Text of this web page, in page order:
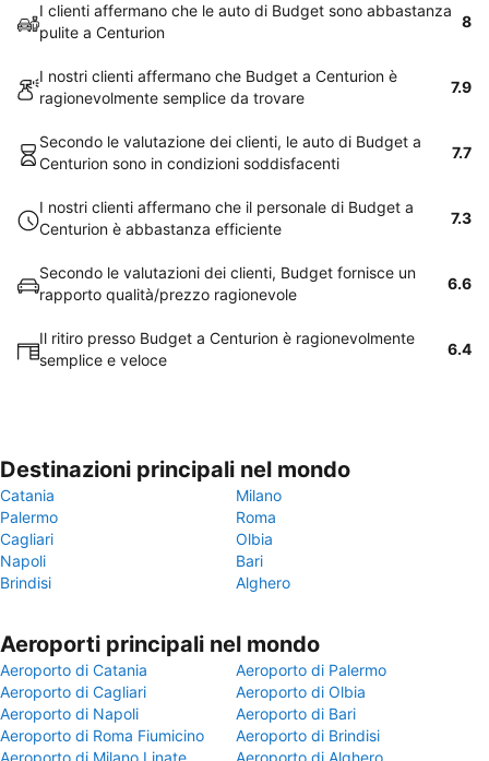
I clienti affermano che le auto di Budget sono abbastanza
pulite a Centurion
8
I nostri clienti affermano che Budget a Centurion è
ragionevolmente semplice da trovare
7.9
Secondo le valutazione dei clienti, le auto di Budget a
Centurion sono in condizioni soddisfacenti
7.7
I nostri clienti affermano che il personale di Budget a
Centurion è abbastanza efficiente
7.3
Secondo le valutazioni dei clienti, Budget fornisce un
rapporto qualità/prezzo ragionevole
6.6
Il ritiro presso Budget a Centurion è ragionevolmente
semplice e veloce
6.4
Destinazioni principali nel mondo
Catania
Milano
Palermo
Roma
Cagliari
Olbia
Napoli
Bari
Brindisi
Alghero
Aeroporti principali nel mondo
Aeroporto di Catania
Aeroporto di Palermo
Aeroporto di Cagliari
Aeroporto di Olbia
Aeroporto di Napoli
Aeroporto di Bari
Aeroporto di Roma Fiumicino
Aeroporto di Brindisi
Aeroporto di Milano Linate
Aeroporto di Alghero